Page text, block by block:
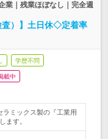
業｜残業ほぼなし｜完全週
査）】土日休◇定着率
学歴不問
載中
ラミックス製の『工業用
ます。